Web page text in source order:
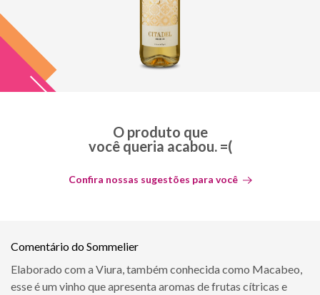
O produto que
você queria acabou. =(
Confira nossas sugestões para você
Comentário do Sommelier
Elaborado com a Viura, também conhecida como Macabeo,
esse é um vinho que apresenta aromas de frutas cítricas e